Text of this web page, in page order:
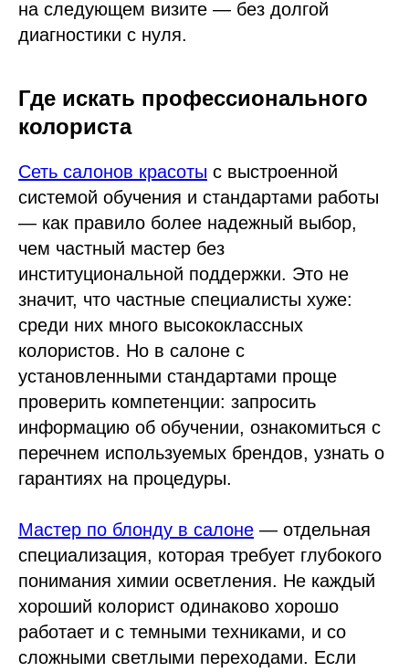
на следующем визите — без долгой
диагностики с нуля.
Где искать профессионального
колориста
Сеть салонов красоты с выстроенной
системой обучения и стандартами работы
— как правило более надежный выбор,
чем частный мастер без
институциональной поддержки. Это не
значит, что частные специалисты хуже:
среди них много высококлассных
колористов. Но в салоне с
установленными стандартами проще
проверить компетенции: запросить
информацию об обучении, ознакомиться с
перечнем используемых брендов, узнать о
гарантиях на процедуры.
Мастер по блонду в салоне — отдельная
специализация, которая требует глубокого
понимания химии осветления. Не каждый
хороший колорист одинаково хорошо
работает и с темными техниками, и со
сложными светлыми переходами. Если